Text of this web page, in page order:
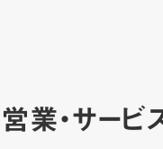
業・サービ